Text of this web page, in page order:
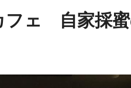
フェ 自家採